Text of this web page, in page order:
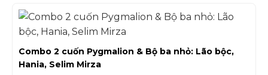
Combo 2 cuốn Pygmalion & Bộ ba nhỏ: Lão bộc,
Hania, Selim Mirza